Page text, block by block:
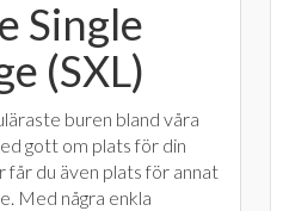
Single
(SXL)
buren bland våra
gott om plats för din
får du även plats för annat
Med några enkla